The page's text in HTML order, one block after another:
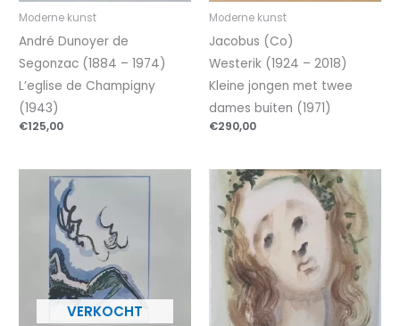
Moderne kunst
André Dunoyer de
Segonzac (1884 – 1974)
L’eglise de Champigny
(1943)
€125,00
Moderne kunst
Jacobus (Co)
Westerik (1924 – 2018)
Kleine jongen met twee
dames buiten (1971)
€290,00